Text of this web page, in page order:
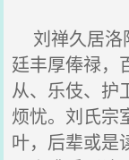
刘禅久居洛
廷丰厚俸禄，
从、乐伎、护
烦忧。刘氏宗
叶，后辈或是